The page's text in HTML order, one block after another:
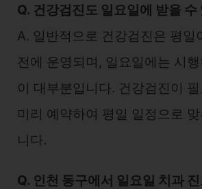
Q. 건강검진도 일요일에 받을 수
A. 일반적으로 건강검진은 평일
전에 운영되며, 일요일에는 시
이 대부분입니다. 건강검진이
미리 예약하여 평일 일정으로
니다.
Q. 인천 동구에서 일요일 치과